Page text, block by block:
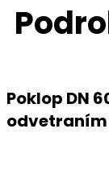
Poklop DN